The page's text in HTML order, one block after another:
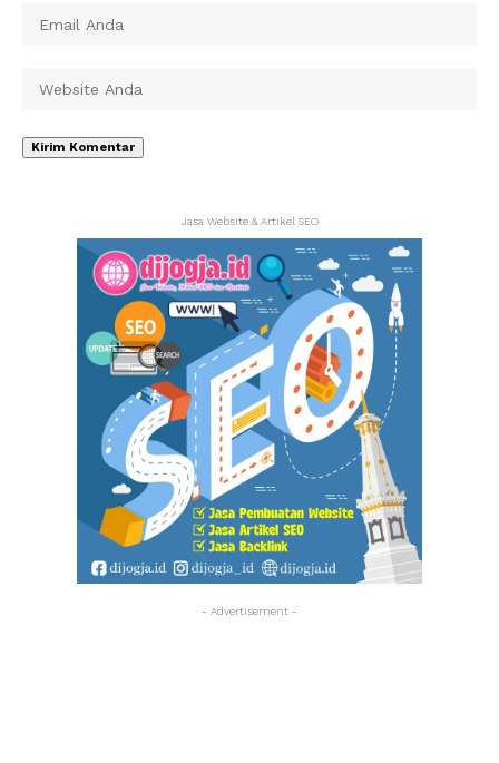
Jasa Website & Artikel SEO
- Advertisement -